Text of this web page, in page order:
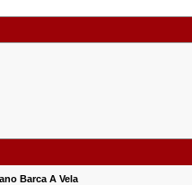
Barca A Vela